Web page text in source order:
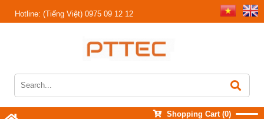
Hotline: (Tiếng Việt) 0975 09 12 12
Shopping Cart (0)